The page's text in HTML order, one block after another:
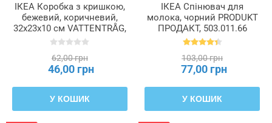
ІКЕА Коробка з кришкою,
бежевий, коричневий,
32x23x10 см VATTENTRÅG,
205.510.91
62,00 грн
46,00 грн
У КОШИК
ІКЕА Спінювач для
молока, чорний PRODUKT
ПРОДАКТ, 503.011.66
103,00 грн
77,00 грн
У КОШИК